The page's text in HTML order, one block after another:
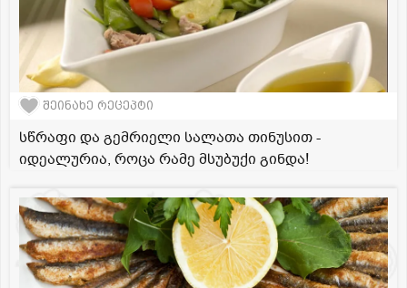
შეინახე რეცეპტი
სწრაფი და გემრიელი სალათა თინუსით -
იდეალურია, როცა რამე მსუბუქი გინდა!